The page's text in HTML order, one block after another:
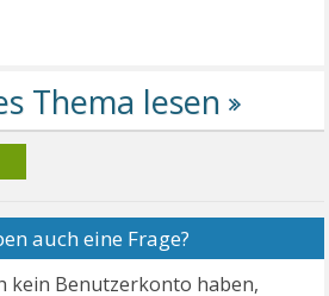
auch eine Frage?
kein Benutzerkonto haben,